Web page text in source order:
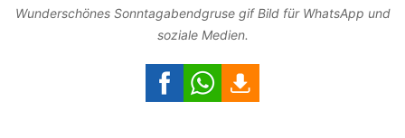
Wunderschönes Sonntagabendgruse gif Bild für WhatsApp und
soziale Medien.